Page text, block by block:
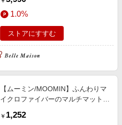
1.0%
ストアにすすむ
【ムーミン/MOOMIN】ふんわりマ
イクロファイバーのマルチマット
￥ 1,252